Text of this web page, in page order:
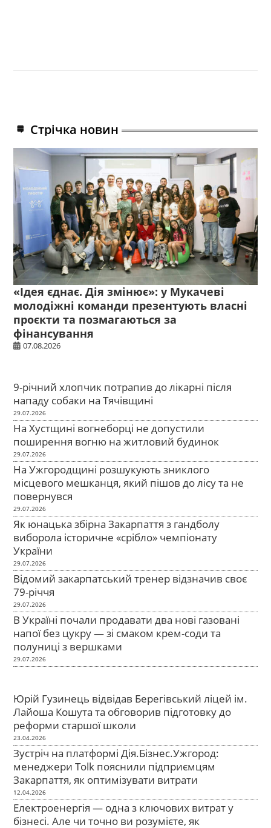
Стрічка новин
«Ідея єднає. Дія змінює»: у Мукачеві
молодіжні команди презентують власні
проєкти та позмагаються за
фінансування
07.08.2026
9-річний хлопчик потрапив до лікарні після
нападу собаки на Тячівщині
29.07.2026
На Хустщині вогнеборці не допустили
поширення вогню на житловий будинок
29.07.2026
На Ужгородщині розшукують зниклого
місцевого мешканця, який пішов до лісу та не
повернувся
29.07.2026
Як юнацька збірна Закарпаття з гандболу
виборола історичне «срібло» чемпіонату
України
29.07.2026
Відомий закарпатський тренер відзначив своє
79-річчя
29.07.2026
В Україні почали продавати два нові газовані
напої без цукру — зі смаком крем-соди та
полуниці з вершками
29.07.2026
Юрій Гузинець відвідав Берегівський ліцей ім.
Лайоша Кошута та обговорив підготовку до
реформи старшої школи
23.04.2026
Зустріч на платформі Дія.Бізнес.Ужгород:
менеджери Tolk пояснили підприємцям
Закарпаття, як оптимізувати витрати
12.04.2026
Електроенергія — одна з ключових витрат у
бізнесі. Але чи точно ви розумієте, як